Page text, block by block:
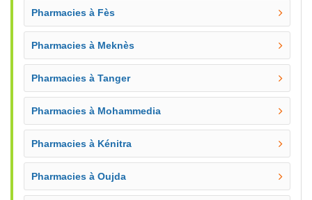
Pharmacies à Fès
Pharmacies à Meknès
Pharmacies à Tanger
Pharmacies à Mohammedia
Pharmacies à Kénitra
Pharmacies à Oujda